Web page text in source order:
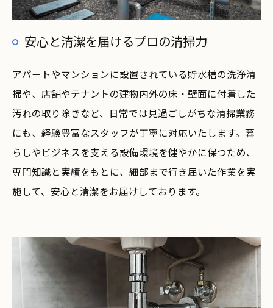
安心と清潔を届けるプロの清掃力
アパートやマンションに設置されている貯水槽の洗浄清
掃や、店舗やテナントの建物内外の床・壁面に付着した
汚れの取り除きなど、日常では見過ごしがちな清掃業務
にも、経験豊富なスタッフが丁寧に対応いたします。暮
らしやビジネスを支える設備環境を健やかに保つため、
専門知識と実績をもとに、細部まで行き届いた作業を実
施して、安心と清潔をお届けしております。
お気軽にご相談ください